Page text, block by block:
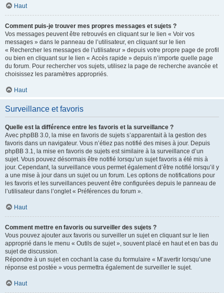
Haut
Comment puis-je trouver mes propres messages et sujets ?
Vos messages peuvent être retrouvés en cliquant sur le lien « Voir vos
messages » dans le panneau de l’utilisateur, en cliquant sur le lien
« Rechercher les messages de l’utilisateur » depuis votre propre page de profil
ou bien en cliquant sur le lien « Accès rapide » depuis n’importe quelle page
du forum. Pour rechercher vos sujets, utilisez la page de recherche avancée et
choisissez les paramètres appropriés.
Haut
Surveillance et favoris
Quelle est la différence entre les favoris et la surveillance ?
Avec phpBB 3.0, la mise en favoris de sujets s’apparentait à la gestion des
favoris dans un navigateur. Vous n’étiez pas notifié des mises à jour. Depuis
phpBB 3.1, la mise en favoris de sujets est similaire à la surveillance d’un
sujet. Vous pouvez désormais être notifié lorsqu’un sujet favoris a été mis à
jour. Cependant, la surveillance vous permet également d’être notifié lorsqu’il y
a une mise à jour dans un sujet ou un forum. Les options de notifications pour
les favoris et les surveillances peuvent être configurées depuis le panneau de
l’utilisateur dans l’onglet « Préférences du forum ».
Haut
Comment mettre en favoris ou surveiller des sujets ?
Vous pouvez ajouter aux favoris ou surveiller un sujet en cliquant sur le lien
approprié dans le menu « Outils de sujet », souvent placé en haut et en bas du
sujet de discussion.
Répondre à un sujet en cochant la case du formulaire « M’avertir lorsqu’une
réponse est postée » vous permettra également de surveiller le sujet.
Haut